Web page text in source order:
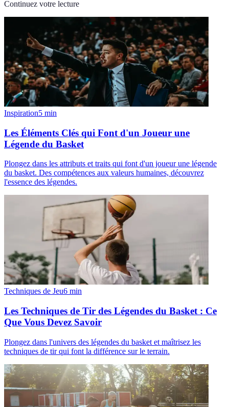
Continuez votre lecture
Inspiration5 min
Les Éléments Clés qui Font d'un Joueur une
Légende du Basket
Plongez dans les attributs et traits qui font d'un joueur une légende
du basket. Des compétences aux valeurs humaines, découvrez
l'essence des légendes.
Techniques de Jeu6 min
Les Techniques de Tir des Légendes du Basket : Ce
Que Vous Devez Savoir
Plongez dans l'univers des légendes du basket et maîtrisez les
techniques de tir qui font la différence sur le terrain.